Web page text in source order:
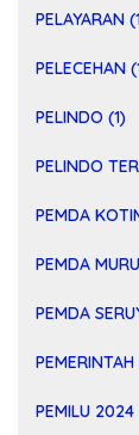
PELAYARAN
PELECEHAN
PELINDO (1)
PELINDO
PEMDA
PEMDA
PEMDA
PEMILU